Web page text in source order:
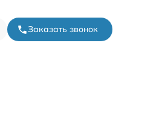
Заказать звонок